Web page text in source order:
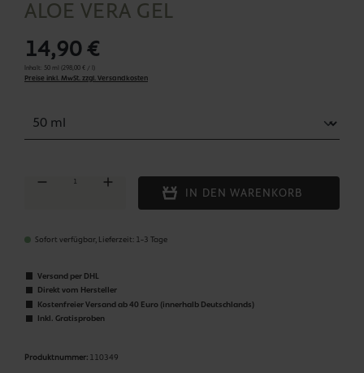
ALOE VERA GEL
14,90 €
Inhalt: 50 ml (298,00 € / l)
Preise inkl. MwSt. zzgl. Versandkosten
Sofort verfügbar, Lieferzeit: 1-3 Tage
Produkt Anzahl: Gib den gewünschten Wert ein oder benutze die Schaltflächen um die
IN DEN WARENKORB
Versand per DHL
Direkt vom Hersteller
Kostenfreier Versand ab 40 Euro (innerhalb Deutschlands)
Inkl. Gratisproben
Produktnummer: 110349